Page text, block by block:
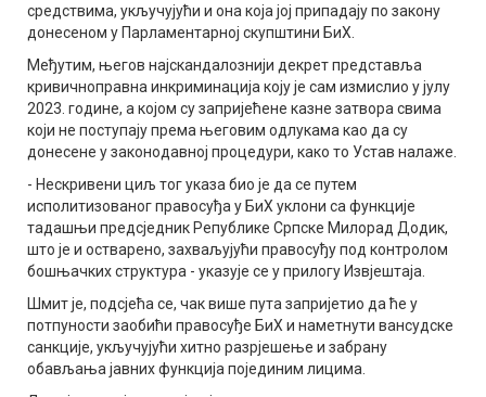
средствима, укључујући и она која јој припадају по закону
донесеном у Парламентарној скупштини БиХ.
Међутим, његов најскандалознији декрет представља
кривичноправна инкриминација коју је сам измислио у јулу
2023. године, а којом су запријећене казне затвора свима
који не поступају према његовим одлукама као да су
донесене у законодавној процедури, како то Устав налаже.
- Нескривени циљ тог указа био је да се путем
исполитизованог правосуђа у БиХ уклони са функције
тадашњи предсједник Републике Српске Милорад Додик,
што је и остварено, захваљујући правосуђу под контролом
бошњачких структура - указује се у прилогу Извјештаја.
Шмит је, подсјећа се, чак више пута запријетио да ће у
потпуности заобићи правосуђе БиХ и наметнути вансудске
санкције, укључујући хитно разрјешење и забрану
обављања јавних функција појединим лицима.